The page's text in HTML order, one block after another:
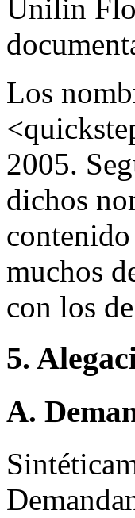
Unilin
Los
2005.
dichos
muchos
con los
5.
A.